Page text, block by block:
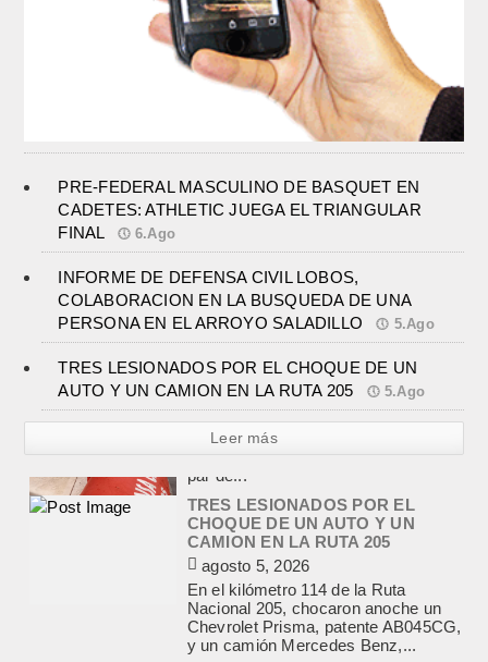
PRE-FEDERAL MASCULINO DE BASQUET EN
CADETES: ATHLETIC JUEGA EL TRIANGULAR
FINAL
6.Ago
INFORME DE DEFENSA CIVIL LOBOS,
COLABORACION EN LA BUSQUEDA DE UNA
PERSONA EN EL ARROYO SALADILLO
5.Ago
TRES LESIONADOS POR EL CHOQUE DE UN
AUTO Y UN CAMION EN LA RUTA 205
5.Ago
Leer más
CHOQUE DE UN AUTO Y UN
CAMION EN LA RUTA 205
agosto 5, 2026
En el kilómetro 114 de la Ruta
Nacional 205, chocaron anoche un
Chevrolet Prisma, patente AB045CG,
y un camión Mercedes Benz,...